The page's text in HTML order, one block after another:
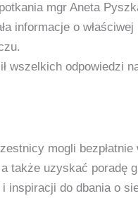
mgr Aneta
informacje o
wszelkich odpowiedzi
mogli
także uzyskać poradę
i inspiracji do dbania o